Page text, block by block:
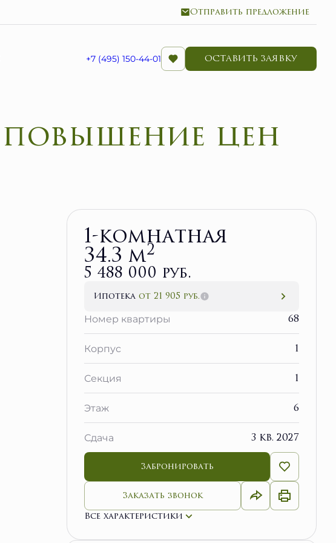
Отправить предложение
+7 (495) 150-44-01 ОСТАВИТЬ ЗАЯВКУ
1-комнатная
34.3 м2
5 488 000 руб.
Ипотека от 21 905 руб.
Номер квартиры
68
Корпус 1
Секция 1
Этаж 6
Сдача 3 кв. 2027
Забронировать
Заказать звонок
Все характеристики